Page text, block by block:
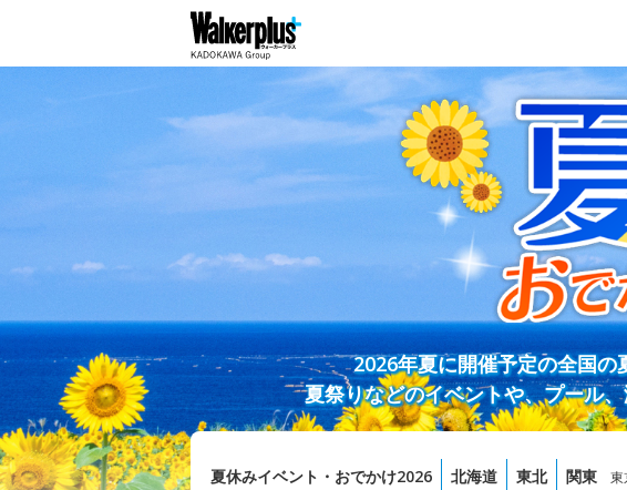
2026年夏に開催予定の全国
夏祭りなどのイベントや、プール
夏休みイベント・おでかけ2026 北海道 東北 関東 東